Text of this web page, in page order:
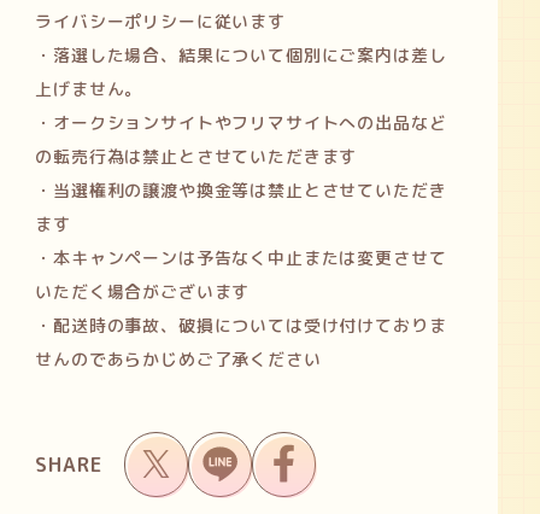
ライバシーポリシーに従います
・落選した場合、結果について個別にご案内は差し
上げません。
・オークションサイトやフリマサイトへの出品など
の転売行為は禁止とさせていただきます
・当選権利の譲渡や換金等は禁止とさせていただき
ます
・本キャンペーンは予告なく中止または変更させて
いただく場合がございます
・配送時の事故、破損については受け付けておりま
せんのであらかじめご了承ください
SHARE